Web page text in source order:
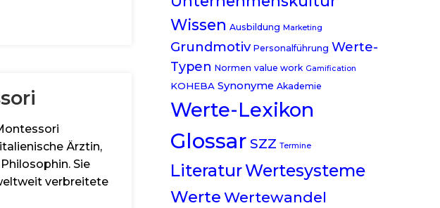
italienische Ärztin,
Sie
verbreitete
Wissen Ausbildung Marketing
Grundmotiv Personalführung Werte-
Typen Normen value work Gamification
KOHEBA Synonyme Akademie
Werte-Lexikon
Glossar SZZ Termine
LiteraturWertesysteme
Werte Wertewandel